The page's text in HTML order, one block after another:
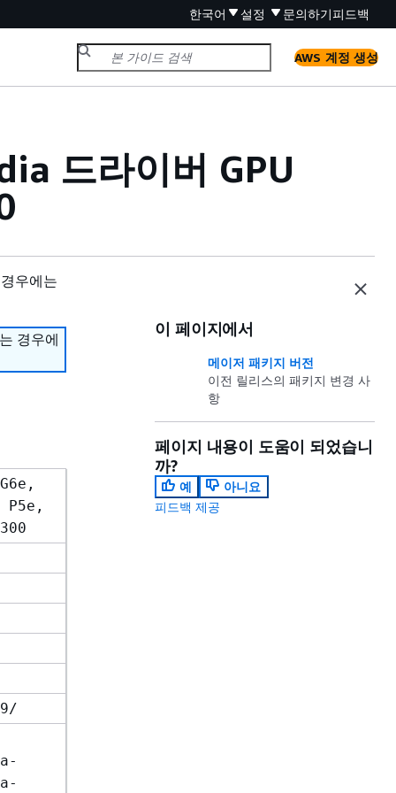
한국어 설정 문의하기피드백
AWS 계정 생성
드라이버 GPU
우에는
경우에
이 페이지에서
메이저 패키지 버전
이전 릴리스의 패키지 변경 사
항
페이지 내용이 도움이 되었습니
까?
예
아니요
피드백 제공